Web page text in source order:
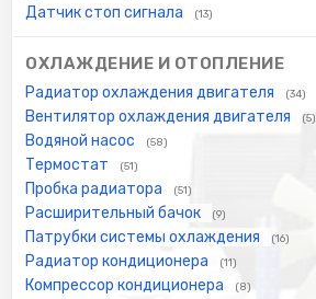
Датчик стоп сигнала (13)
ОХЛАЖДЕНИЕ И ОТОПЛЕНИЕ
Радиатор охлаждения двигателя (34)
Вентилятор охлаждения двигателя (5)
Водяной насос (58)
Термостат (51)
Пробка радиатора (51)
Расширительный бачок (9)
Патрубки системы охлаждения (16)
Радиатор кондиционера (11)
Компрессор кондиционера (8)